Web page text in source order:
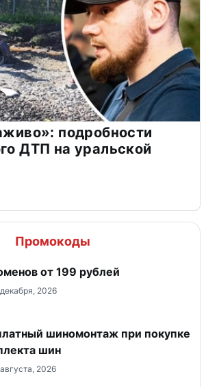
подробности
ДТП на уральской
Промокоды
от 199 рублей
2026
шиномонтаж при покупке
шин
2026